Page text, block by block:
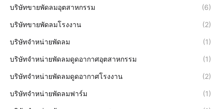
บริษัทขายพัดลมอุตสาหกรรม (6)
บริษัทขายพัดลมโรงงาน (2)
บริษัทจำหน่ายพัดลม (1)
บริษัทจำหน่ายพัดลมดูดอากาศอุตสาหกรรม (1)
บริษัทจำหน่ายพัดลมดูดอากาศโรงงาน (2)
บริษัทจำหน่ายพัดลมฟาร์ม (1)